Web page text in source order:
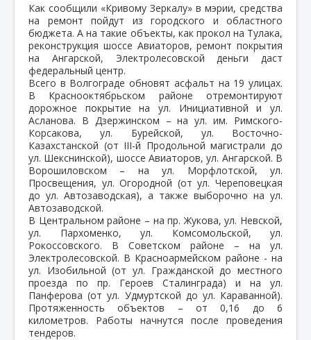
Как сообщили «Кривому Зеркалу» в мэрии, средства
на ремонт пойдут из городского и областного
бюджета. А на такие объекты, как прокол на Тулака,
реконструкция шоссе Авиаторов, ремонт покрытия
на Ангарской, Электролесовской деньги даст
федеральный центр.
Всего в Волгограде обновят асфальт на 19 улицах.
В Краснооктябрьском районе отремонтируют
дорожное покрытие на ул. Инициативной и ул.
Асланова. В Дзержинском – на ул. им. Римского-
Корсакова, ул. Бурейской, ул. Восточно-
Казахстанской (от III-й Продольной магистрали до
ул. Шекснинской), шоссе Авиаторов, ул. Ангарской. В
Ворошиловском – на ул. Морфлотской, ул.
Просвещения, ул. Огородной (от ул. Череповецкая
до ул. Автозаводская), а также выборочно на ул.
Автозаводской.
В Центральном районе – на пр. Жукова, ул. Невской,
ул. Пархоменко, ул. Комсомольской, ул.
Рокоссовского. В Советском районе – на ул.
Электролесовской. В Красноармейском районе - на
ул. Изобильной (от ул. Гражданской до местного
проезда по пр. Героев Сталинграда) и на ул.
Панферова (от ул. Удмуртской до ул. Караванной).
Протяженность объектов – от 0,16 до 6
километров. Работы начнутся после проведения
тендеров.